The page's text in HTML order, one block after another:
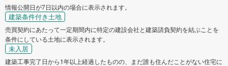
情報公開日が7日以内の場合に表示されます。
建築条件付き土地
売買契約にあたって一定期間内に特定の建設会社と建築請負契約を結ぶことを
条件にしている土地に表示されます。
未入居
建築工事完了日から1年以上経過したものの、まだ誰も住んだことがない住宅に